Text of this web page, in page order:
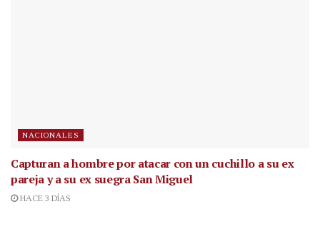
NACIONALES
Capturan a hombre por atacar con un cuchillo a su ex
pareja y a su ex suegra San Miguel
HACE 3 DÍAS